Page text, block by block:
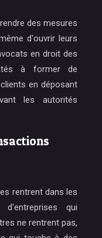
des mesures
d'ouvrir leurs
en droit des
à former de
en déposant
les autorités
rentrent dans les
d'entreprises qui
ne rentrent pas,